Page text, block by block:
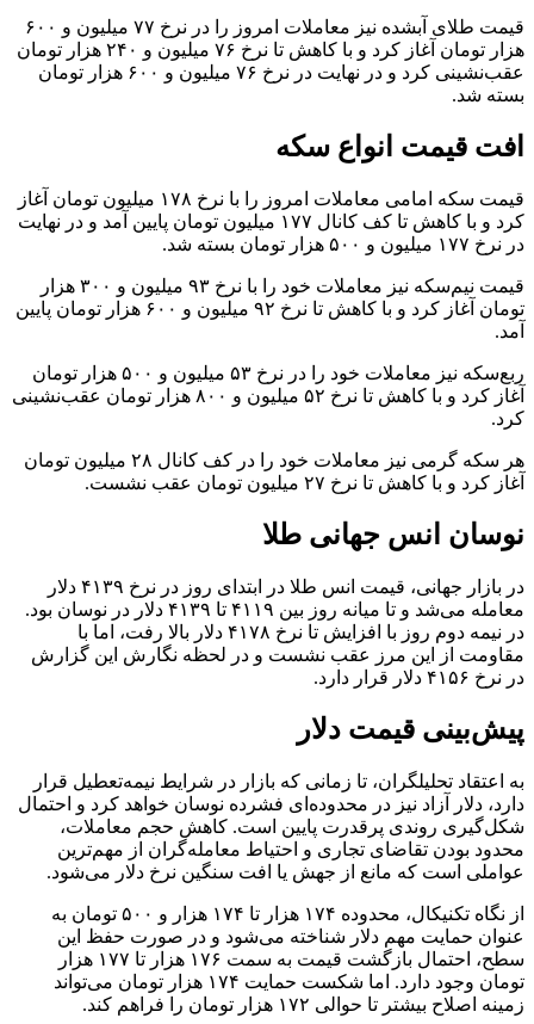
قیمت طلای آبشده نیز معاملات امروز را در نرخ ۷۷ میلیون و ۶۰۰
هزار تومان آغاز کرد و با کاهش تا نرخ ۷۶ میلیون و ۲۴۰ هزار تومان
عقب‌نشینی کرد و در نهایت در نرخ ۷۶ میلیون و ۶۰۰ هزار تومان
بسته شد.
افت قیمت انواع سکه
قیمت سکه امامی معاملات امروز را با نرخ ۱۷۸ میلیون تومان آغاز
کرد و با کاهش تا کف کانال ۱۷۷ میلیون تومان پایین آمد و در نهایت
در نرخ ۱۷۷ میلیون و ۵۰۰ هزار تومان بسته شد.
قیمت نیم‌سکه نیز معاملات خود را با نرخ ۹۳ میلیون و ۳۰۰ هزار
تومان آغاز کرد و با کاهش تا نرخ ۹۲ میلیون و ۶۰۰ هزار تومان پایین
آمد.
ربع‌سکه نیز معاملات خود را در نرخ ۵۳ میلیون و ۵۰۰ هزار تومان
آغاز کرد و با کاهش تا نرخ ۵۲ میلیون و ۸۰۰ هزار تومان عقب‌نشینی
کرد.
هر سکه گرمی نیز معاملات خود را در کف کانال ۲۸ میلیون تومان
آغاز کرد و با کاهش تا نرخ ۲۷ میلیون تومان عقب نشست.
نوسان انس جهانی طلا
در بازار جهانی، قیمت انس طلا در ابتدای روز در نرخ ۴۱۳۹ دلار
معامله می‌شد و تا میانه روز بین ۴۱۱۹ تا ۴۱۳۹ دلار در نوسان بود.
در نیمه دوم روز با افزایش تا نرخ ۴۱۷۸ دلار بالا رفت، اما با
مقاومت از این مرز عقب نشست و در لحظه نگارش این گزارش
در نرخ ۴۱۵۶ دلار قرار دارد.
پیش‌بینی قیمت دلار
به اعتقاد تحلیلگران، تا زمانی که بازار در شرایط نیمه‌تعطیل قرار
دارد، دلار آزاد نیز در محدوده‌ای فشرده نوسان خواهد کرد و احتمال
شکل‌گیری روندی پرقدرت پایین است. کاهش حجم معاملات،
محدود بودن تقاضای تجاری و احتیاط معامله‌گران از مهم‌ترین
عواملی است که مانع از جهش یا افت سنگین نرخ دلار می‌شود.
از نگاه تکنیکال، محدوده ۱۷۴ هزار تا ۱۷۴ هزار و ۵۰۰ تومان به
عنوان حمایت مهم دلار شناخته می‌شود و در صورت حفظ این
سطح، احتمال بازگشت قیمت به سمت ۱۷۶ هزار تا ۱۷۷ هزار
تومان وجود دارد. اما شکست حمایت ۱۷۴ هزار تومان می‌تواند
زمینه اصلاح بیشتر تا حوالی ۱۷۲ هزار تومان را فراهم کند.